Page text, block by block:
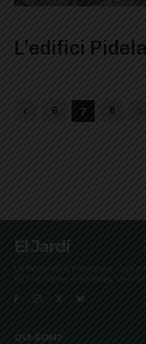
L’edifici
6 7 8
El Jardí
La Bonanova, Monterols,
les Tres Torres, Pedralbes,
QUI SOM?